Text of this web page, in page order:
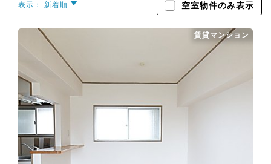
表示： 新着順 空室物件のみ表示
賃貸マンション